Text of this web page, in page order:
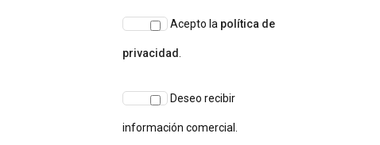
Acepto la política de
privacidad.
Deseo recibir
información comercial.